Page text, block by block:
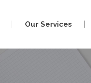
Our Services